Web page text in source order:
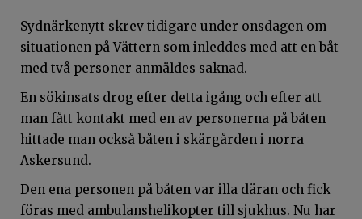
Sydnärkenytt skrev tidigare under onsdagen om
situationen på Vättern som inleddes med att en båt
med två personer anmäldes saknad.
En sökinsats drog efter detta igång och efter att
man fått kontakt med en av personerna på båten
hittade man också båten i skärgården i norra
Askersund.
Den ena personen på båten var illa däran och fick
föras med ambulanshelikopter till sjukhus. Nu har